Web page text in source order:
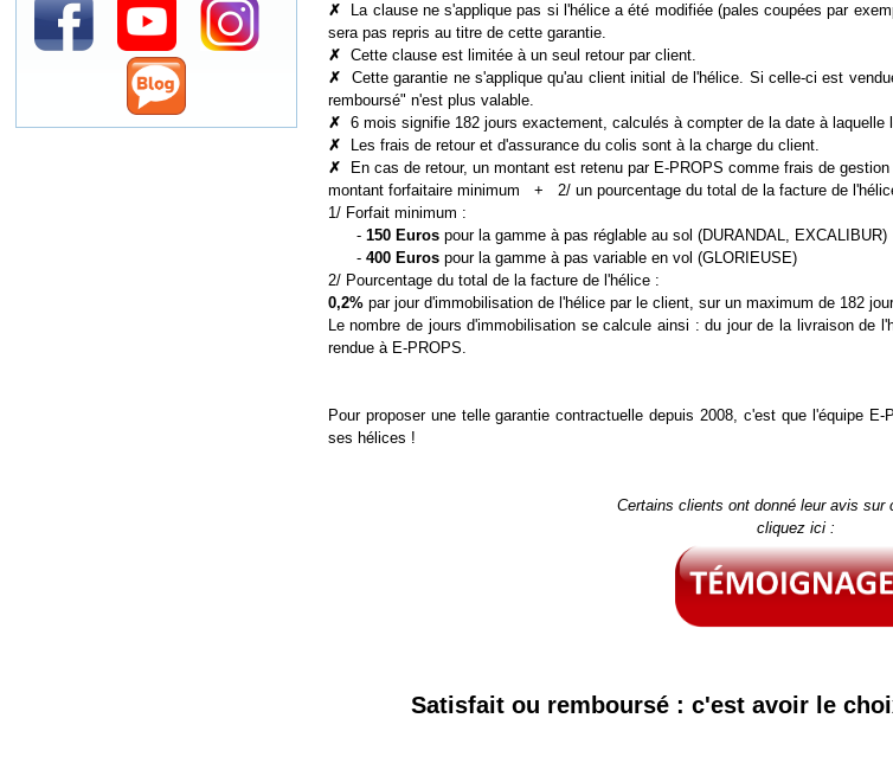
✗
La clause ne s'applique pas si l'hélice a été modifiée (pales coupées par
sera pas repris au titre de cette garantie.
✗ Cette clause est limitée à un seul retour par client.
✗ Cette garantie ne s'applique qu'au client initial de l'hélice. Si celle-ci est
remboursé" n'est plus valable.
✗ 6 mois signifie 182 jours exactement, calculés à compter de la date à
✗
Les frais de retour et d'assurance du colis sont à la charge du client.
✗
En cas de retour, un montant est retenu par E-PROPS comme frais de
montant forfaitaire minimum + 2/ un pourcentage du total de la facture de
1/ Forfait minimum :
- 150 Eurospour la gamme à pas réglable au sol (DURANDAL, EXCALIBUR)
- 400 Eurospour la gamme à pas variable en vol (GLORIEUSE)
2/ Pourcentage du total de la facture de l'hélice :
0,2%par jour d'immobilisation de l'hélice par le client, sur un maximum de 182
Le nombre de jours d'immobilisation se calcule ainsi : du jour de la livraison de
rendue à E-PROPS.
Pour proposer une telle garantie contractuelle depuis 2008, c'est que l'équipe
ses hélices !
Certains clients ont donné leur avis sur
cliquez ici :
Satisfait ou remboursé : c'est avoir le